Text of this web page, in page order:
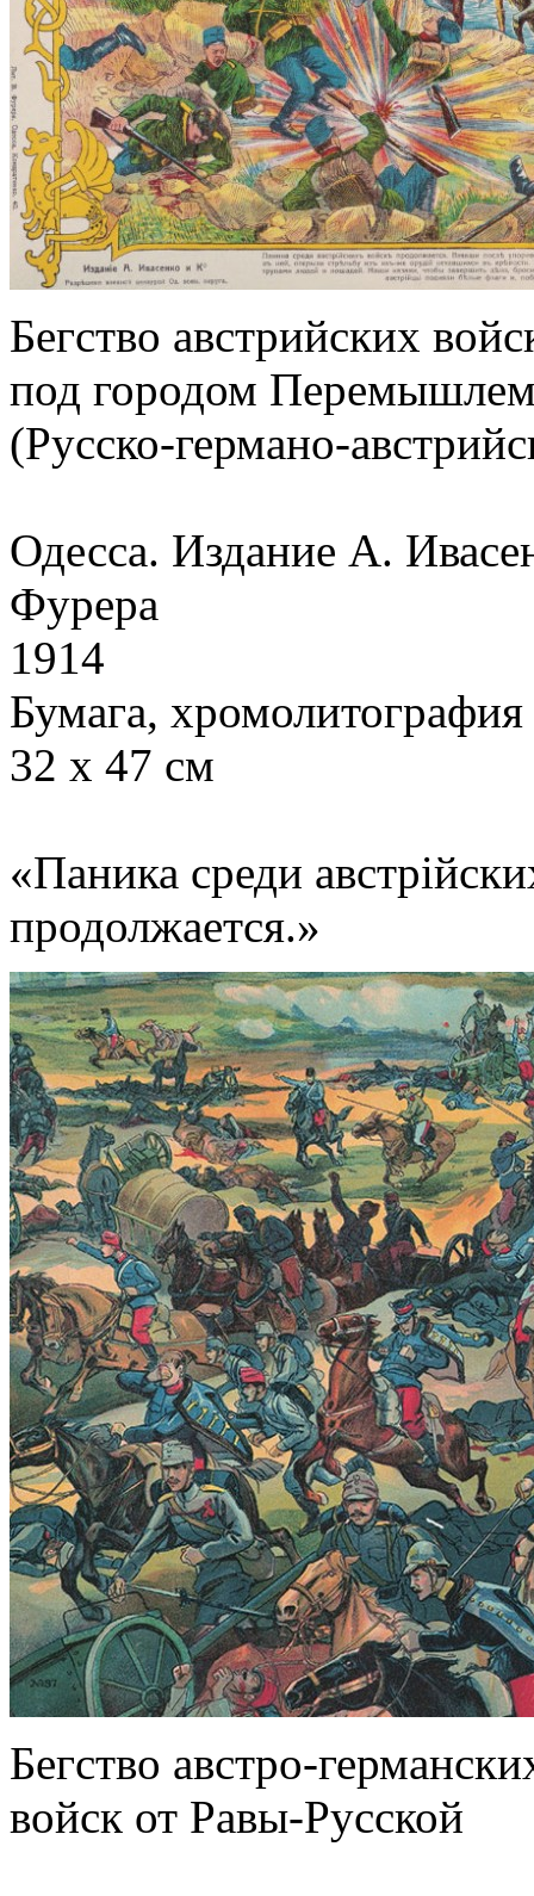
Бегство австрийских
под городом
(Русско-германо-
Одесса. Издание А.
Фурера
1914
Бумага, хромолитография
32 х 47 см
«Паника среди
продолжается.»
Бегство австро-
войск от Равы-Русской